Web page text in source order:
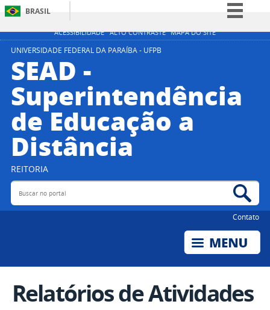
ACESSIBILIDADE ALTO CONTRASTE MAPA DO SITE
BRASIL
Simplifique!
Acesso à informação
Legislação
Canais
UNIVERSIDADE FEDERAL DA PARAÍBA - UFPB
SEAD -
Superintendência
de Educação a
Distância
REITORIA
Buscar no portal
Contato
Relatórios de Atividades